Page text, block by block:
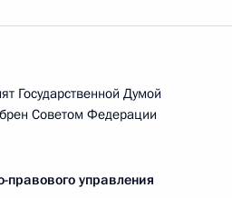
Государственной Думой
Советом Федерации
правового управления